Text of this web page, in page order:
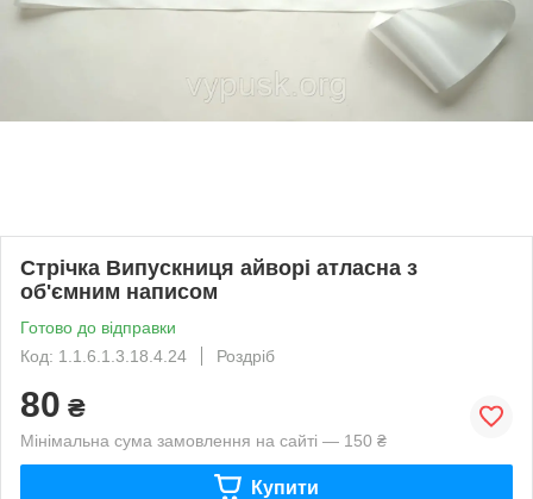
Стрічка Випускниця айворі атласна з
об'ємним написом
Готово до відправки
Код: 1.1.6.1.3.18.4.24
Роздріб
80 ₴
Мінімальна сума замовлення на сайті — 150 ₴
Купити